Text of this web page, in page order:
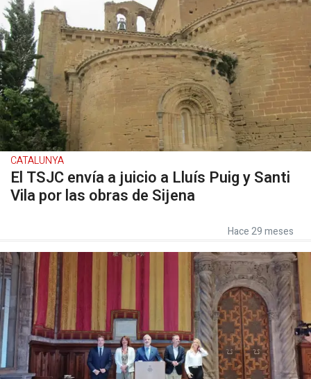
CATALUNYA
El TSJC envía a juicio a Lluís Puig y Santi
Vila por las obras de Sijena
Hace 29 meses